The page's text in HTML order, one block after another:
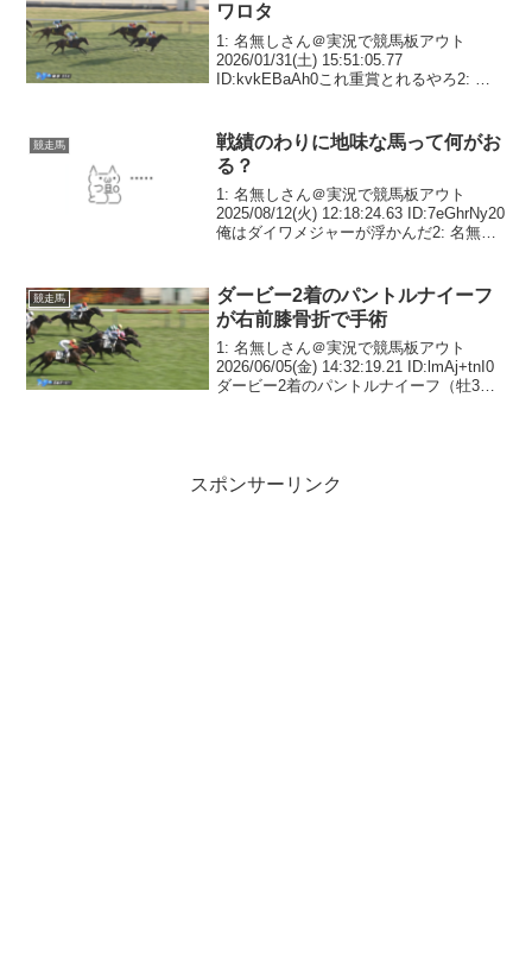
ワロタ
1: 名無しさん＠実況で競馬板アウト
2026/01/31(土) 15:51:05.77
ID:kvkEBaAh0これ重賞とれるやろ2: 名
競走馬
戦績のわりに地味な馬って何がお
る？
1: 名無しさん＠実況で競馬板アウト
2025/08/12(火) 12:18:24.63 ID:7eGhrNy20
俺はダイワメジャーが浮かんだ2: 名無し
競走馬
ダービー2着のパントルナイーフ
が右前膝骨折で手術
1: 名無しさん＠実況で競馬板アウト
2026/06/05(金) 14:32:19.21 ID:lmAj+tnI0
ダービー2着のパントルナイーフ（牡3
スポンサーリンク